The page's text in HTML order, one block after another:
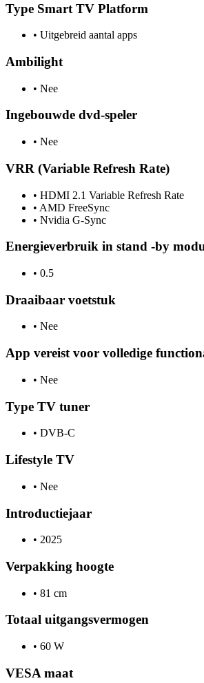
Type Smart TV Platform
• Uitgebreid aantal apps
Ambilight
• Nee
Ingebouwde dvd-speler
• Nee
VRR (Variable Refresh Rate)
• HDMI 2.1 Variable Refresh Rate
• AMD FreeSync
• Nvidia G-Sync
Energieverbruik in stand -by
• 0.5
Draaibaar voetstuk
• Nee
App vereist voor volledige
• Nee
Type TV tuner
• DVB-C
Lifestyle TV
• Nee
Introductiejaar
• 2025
Verpakking hoogte
• 81 cm
Totaal uitgangsvermogen
• 60 W
VESA maat